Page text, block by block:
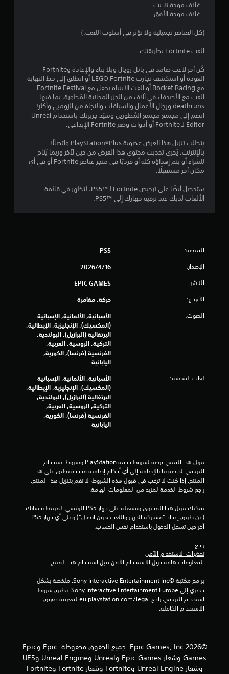
م
ن
5
ج
و
ل
ي
0
2
ا
ل
ت
ق
م
- غلاف موجة 8-بت
- غلاف موجة الأفق
(كل العناصر تجميلية ولا تؤثر في أسلوب اللعب.)
العب Fortnite بطريقتك.
كُن آخر لاعب صامد في باتل رويال وبلا بناء والإعادة وFortnite
العودة أو استكشف تجارب LEGO Fortnite أو انطلق إلى خط النهاية
مع Rocket Racing أو الفت الانتباه بحفل مع Fortnite Festival.
العب مع الأصدقاء في آلاف من الجزر المجانية المُطورة، بما فيها
deathruns ورجال الأعمال والسباقات والنجاة من الزومبي وأكثر!
انضم إلى مجتمع مجتمع المُطورين وشيّد جزيرتك باستخدام Unreal
Editor لـ Fortnite أو أدوات وضع Fortnite الإبداعي.
يتطلب تنزيل هذا العرض عضوية PlayStation®Plus واتصالًا
بالإنترنت. يُجرى تحديث محتوى هذا العرض من حين لآخر وربما يُتاح
للشراء أو يتم إهداؤه كله أو فرديًا في متجر عناصر Fortnite أو في أي
مكان آخر مستقبلًا.
ستحصل أيضًا على ترخيص Fortnite لـ™PS5، لتظهر في قائمة
الألعاب لديك عند ترقية جهازك إلى ™PS5.
المنصة: PS5
الإصدار: 16‏/4‏/2026
الناشر: EPIC GAMES
الأنواع: حركة, مغامرة
الصوت:
الأسبانية, الألمانية, الإسبانية
(المكسيك), الإنجليزية, الإيطالية,
البرتغالية (البرازيل), البولندية,
التركية, الروسية, العربية,
الفرنسية (فرنسا), الكورية,
اليابانية
لغات الشاشة:
الأسبانية, الألمانية, الإسبانية
(المكسيك), الإنجليزية, الإيطالية,
البرتغالية (البرازيل), البولندية,
التركية, الروسية, العربية,
الفرنسية (فرنسا), الكورية,
اليابانية
راجع شروط الخدمة لمزيد من المعلومات الهامة.
آخر حين تسجل الدخول باستخدام نفس الحساب.
راجع
تحذيرات الاستخدام الآمن
الاستخدام الكاملة.
©2026 Epic Games, Inc. جميع الحقوق محفوظة. Epic وEpic
Games وشعار Epic Games وUnreal وUnreal Engine وUE5
وشعار Unreal Engine وFortnite وشعار Fortnite وFortnite